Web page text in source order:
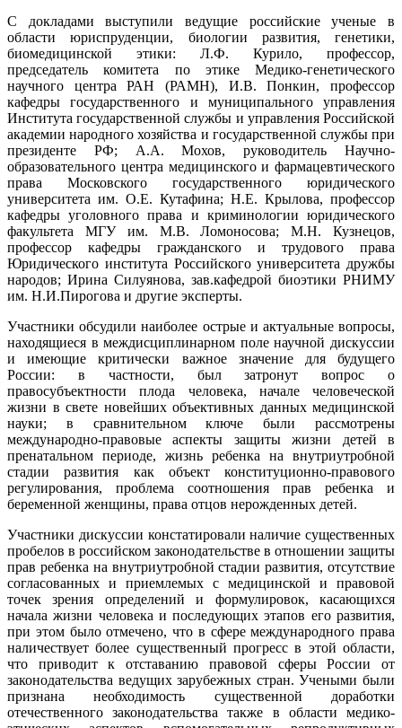
С докладами выступили ведущие российские ученые в
области юриспруденции, биологии развития, генетики,
биомедицинской этики: Л.Ф. Курило, профессор,
председатель комитета по этике Медико-генетического
научного центра РАН (РАМН), И.В. Понкин, профессор
кафедры государственного и муниципального управления
Института государственной службы и управления Российской
академии народного хозяйства и государственной службы при
президенте РФ; А.А. Мохов, руководитель Научно-
образовательного центра медицинского и фармацевтического
права Московского государственного юридического
университета им. О.Е. Кутафина; Н.Е. Крылова, профессор
кафедры уголовного права и криминологии юридического
факультета МГУ им. М.В. Ломоносова; М.Н. Кузнецов,
профессор кафедры гражданского и трудового права
Юридического института Российского университета дружбы
народов; Ирина Силуянова, зав.кафедрой биоэтики РНИМУ
им. Н.И.Пирогова и другие эксперты.
Участники обсудили наиболее острые и актуальные вопросы,
находящиеся в междисциплинарном поле научной дискуссии
и имеющие критически важное значение для будущего
России: в частности, был затронут вопрос о
правосубъектности плода человека, начале человеческой
жизни в свете новейших объективных данных медицинской
науки; в сравнительном ключе были рассмотрены
международно-правовые аспекты защиты жизни детей в
пренатальном периоде, жизнь ребенка на внутриутробной
стадии развития как объект конституционно-правового
регулирования, проблема соотношения прав ребенка и
беременной женщины, права отцов нерожденных детей.
Участники дискуссии констатировали наличие существенных
пробелов в российском законодательстве в отношении защиты
прав ребенка на внутриутробной стадии развития, отсутствие
согласованных и приемлемых с медицинской и правовой
точек зрения определений и формулировок, касающихся
начала жизни человека и последующих этапов его развития,
при этом было отмечено, что в сфере международного права
наличествует более существенный прогресс в этой области,
что приводит к отставанию правовой сферы России от
законодательства ведущих зарубежных стран. Учеными были
признана необходимость существенной доработки
отечественного законодательства также в области медико-